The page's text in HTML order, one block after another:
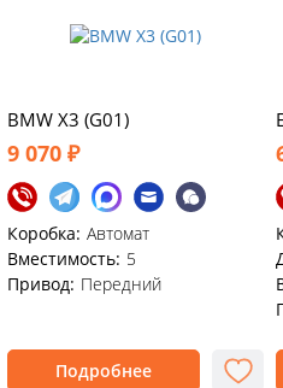
BMW X3 (G01)
9 070 ₽
Коробка: Автомат
Вместимость: 5
Привод: Передний
Подробнее